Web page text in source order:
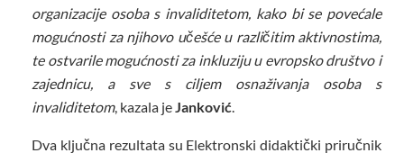
organizacije osoba s invaliditetom, kako bi se povećale
mogućnosti za njihovo učešće u različitim aktivnostima,
te ostvarile mogućnosti za inkluziju u evropsko društvo i
zajednicu, a sve s ciljem osnaživanja osoba s
invaliditetom, kazala jeJanković.
Dva ključna rezultata su Elektronski didaktički priručnik